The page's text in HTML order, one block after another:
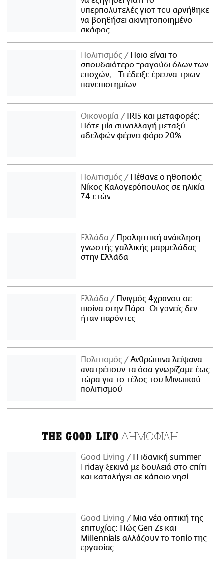
υπερπολυτελές γιοτ του αρνήθηκε
να βοηθήσει ακινητοποιημένο
σκάφος
Πολιτισμός
Ποιο είναι το
σπουδαιότερο τραγούδι όλων των
εποχών; - Τι έδειξε έρευνα τριών
πανεπιστημίων
Οικονομία
IRIS και μεταφορές:
Πότε μία συναλλαγή μεταξύ
αδελφών φέρνει φόρο 20%
Πολιτισμός
Πέθανε ο ηθοποιός
Νίκος Καλογερόπουλος σε ηλικία
74 ετών
Ελλάδα
Προληπτική ανάκληση
γνωστής γαλλικής μαρμελάδας
στην Ελλάδα
Ελλάδα
Πνιγμός 4χρονου σε
πισίνα στην Πάρο: Οι γονείς δεν
ήταν παρόντες
Πολιτισμός
Ανθρώπινα λείψανα
ανατρέπουν τα όσα γνωρίζαμε έως
τώρα για το τέλος του Μινωικού
πολιτισμού
THE GOOD LIFO ΔΗΜΟΦΙΛΗ
Good Living
Η ιδανική summer
Friday ξεκινά με δουλειά στο σπίτι
και καταλήγει σε κάποιο νησί
Good Living
Μια νέα οπτική της
επιτυχίας: Πώς Gen Zs και
Millennials αλλάζουν το τοπίο της
εργασίας